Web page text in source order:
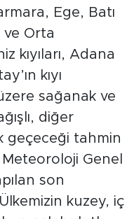
Ege, Batı
ve Orta
kıyıları, Adana
kıyı
sağanak ve
diğer
geçeceği tahmin
Genel
son
kuzey, iç